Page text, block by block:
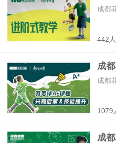
能
442
成都
成
练班
1079
成都
成